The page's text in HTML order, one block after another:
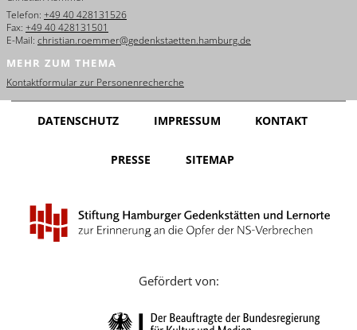
Français
Dansk
Español
Italiano
Português
Yкраїнський
Русский
Telefon: +49 40 428131526
Fax: +49 40 428131501
E-Mail: christian.roemmer@gedenkstaetten.hamburg.de
MEHR ZUM THEMA
Kontaktformular zur Personenrecherche
DATENSCHUTZ IMPRESSUM KONTAKT
PRESSE SITEMAP
Gefördert von: